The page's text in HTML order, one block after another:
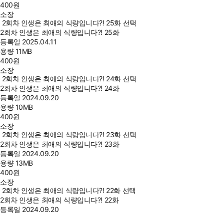
400원
소장
2회차 인생은 최애의 식량입니다?! 25화 선택
2회차 인생은 최애의 식량입니다?! 25화
등록일 2025.04.11
용량11MB
400원
소장
2회차 인생은 최애의 식량입니다?! 24화 선택
2회차 인생은 최애의 식량입니다?! 24화
등록일 2024.09.20
용량10MB
400원
소장
2회차 인생은 최애의 식량입니다?! 23화 선택
2회차 인생은 최애의 식량입니다?! 23화
등록일 2024.09.20
용량13MB
400원
소장
2회차 인생은 최애의 식량입니다?! 22화 선택
2회차 인생은 최애의 식량입니다?! 22화
등록일 2024.09.20